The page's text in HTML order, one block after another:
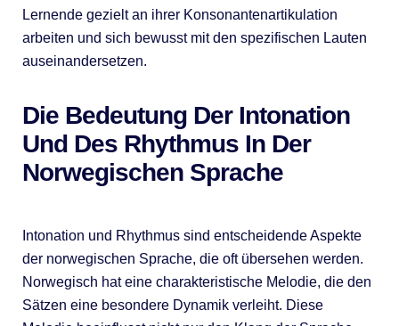
Lernende gezielt an ihrer Konsonantenartikulation
arbeiten und sich bewusst mit den spezifischen Lauten
auseinandersetzen.
Die Bedeutung Der Intonation
Und Des Rhythmus In Der
Norwegischen Sprache
Intonation und Rhythmus sind entscheidende Aspekte
der norwegischen Sprache, die oft übersehen werden.
Norwegisch hat eine charakteristische Melodie, die den
Sätzen eine besondere Dynamik verleiht. Diese